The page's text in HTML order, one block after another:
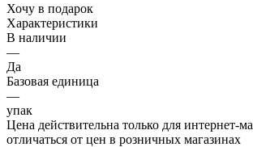
Хочу в подарок
Характеристики
В наличии
—
Да
Базовая единица
—
упак
Цена действительна только для интернет-
отличаться от цен в розничных магазинах